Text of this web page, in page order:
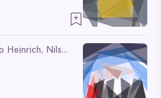
Heinrich, Nils
Jonathan
Beer